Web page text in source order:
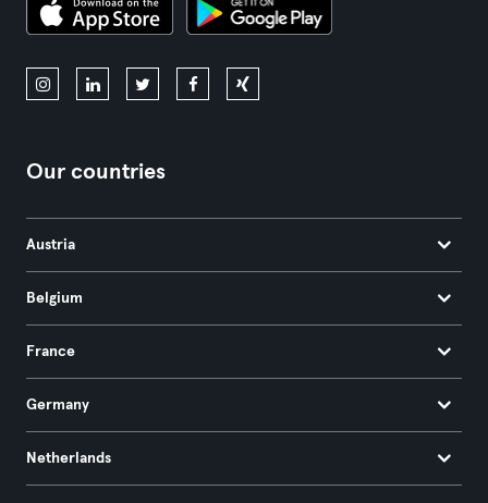
Our countries
Austria
Belgium
France
Germany
Netherlands